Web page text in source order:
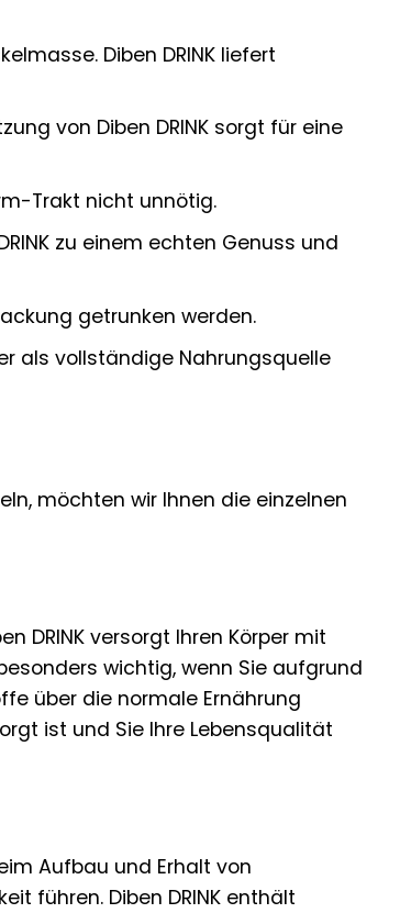
Diben DRINK liefert
von Diben DRINK sorgt für eine
Trakt nicht unnötig.
zu einem echten Genuss und
getrunken werden.
als vollständige Nahrungsquelle
möchten wir Ihnen die einzelnen
DRINK versorgt Ihren Körper mit
wichtig, wenn Sie aufgrund
über die normale Ernährung
ist und Sie Ihre Lebensqualität
Aufbau und Erhalt von
führen. Diben DRINK enthält